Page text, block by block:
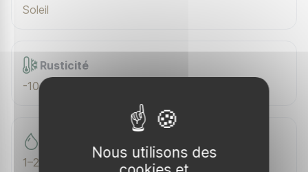
Soleil
Rusticité
-10 °C
1–2 / sem.
Nous utilisons des